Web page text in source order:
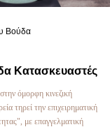
Βούδα
Κατασκευαστές
όμορφη κινεζική
τηρεί την επιχειρηματική
με επαγγελματική